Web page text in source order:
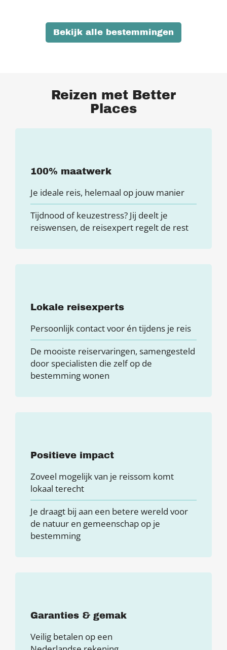
Bekijk alle bestemmingen
Reizen met Better
Places
100% maatwerk
Je ideale reis, helemaal op jouw manier
Tijdnood of keuzestress? Jij deelt je
reiswensen, de reisexpert regelt de rest
Lokale reisexperts
Persoonlijk contact voor én tijdens je reis
De mooiste reiservaringen, samengesteld
door specialisten die zelf op de
bestemming wonen
Positieve impact
Zoveel mogelijk van je reissom komt
lokaal terecht
Je draagt bij aan een betere wereld voor
de natuur en gemeenschap op je
bestemming
Garanties & gemak
Veilig betalen op een